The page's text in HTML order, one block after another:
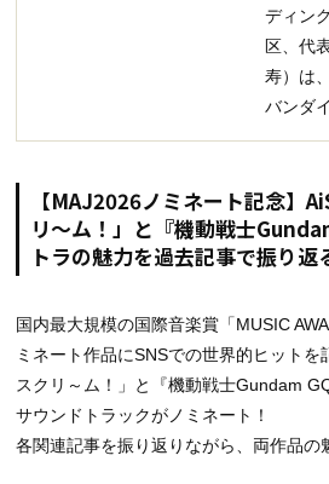
ディン
区、代
寿）は
バンダ
【MAJ2026ノミネート記念】
リ～ム！」と『機動戦士
トラの魅力を過去記事で振り返
国内最大規模の国際音楽賞「MUSIC
ミネート作品にSNSでの世界的ヒット
スクリ～ム！」と『機動戦士Gundam
サウンドトラックがノミネート！
各関連記事を振り返りながら、両作品の